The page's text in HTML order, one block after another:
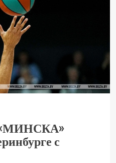
«МИНСКА»
с